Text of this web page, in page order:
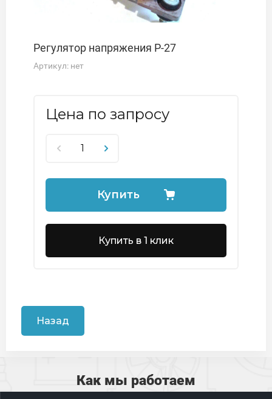
Регулятор напряжения Р-27
Артикул: нет
Цена по запросу
Купить
Купить в 1 клик
Назад
Как мы работаем